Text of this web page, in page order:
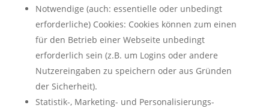
Notwendige (auch: essentielle oder unbedingt
erforderliche) Cookies: Cookies können zum einen
für den Betrieb einer Webseite unbedingt
erforderlich sein (z.B. um Logins oder andere
Nutzereingaben zu speichern oder aus Gründen
der Sicherheit).
Statistik-, Marketing- und Personalisierungs-